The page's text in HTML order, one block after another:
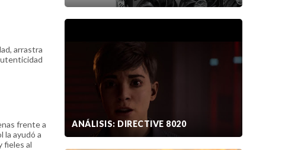
arrastra
frente a
la ayudó a
fieles al
ANÁLISIS: DIRECTIVE 8020